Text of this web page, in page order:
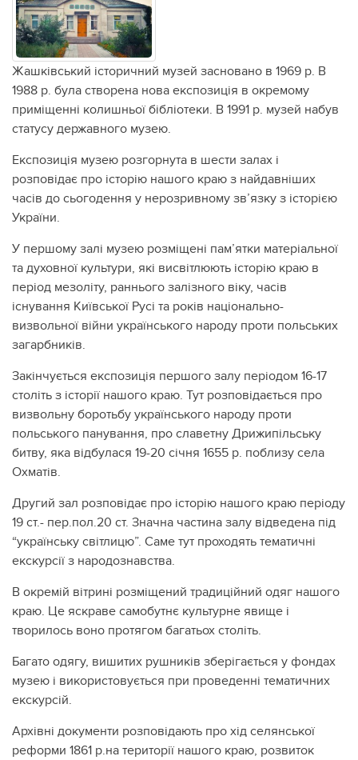
Жашківський історичний музей засновано в 1969 р. В
1988 р. була створена нова експозиція в окремому
приміщенні колишньої бібліотеки. В 1991 р. музей набув
статусу державного музею.
Експозиція музею розгорнута в шести залах і
розповідає про історію нашого краю з найдавніших
часів до сьогодення у нерозривному зв’язку з історією
України.
У першому залі музею розміщені пам’ятки матеріальної
та духовної культури, які висвітлюють історію краю в
період мезоліту, раннього залізного віку, часів
існування Київської Русі та років національно-
визвольної війни українського народу проти польських
загарбників.
Закінчується експозиція першого залу періодом 16-17
століть з історії нашого краю. Тут розповідається про
визвольну боротьбу українського народу проти
польського панування, про славетну Дрижипільську
битву, яка відбулася 19-20 січня 1655 р. поблизу села
Охматів.
Другий зал розповідає про історію нашого краю періоду
19 ст.- пер.пол.20 ст. Значна частина залу відведена під
“українську світлицю”. Саме тут проходять тематичні
екскурсії з народознавства.
В окремій вітрині розміщений традиційний одяг нашого
краю. Це яскраве самобутнє культурне явище і
творилось воно протягом багатьох століть.
Багато одягу, вишитих рушників зберігається у фондах
музею і використовується при проведенні тематичних
екскурсій.
Архівні документи розповідають про хід селянської
реформи 1861 р.на території нашого краю, розвиток